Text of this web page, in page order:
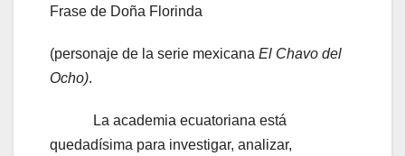
Frase de Doña Florinda
(personaje de la serie mexicana El Chavo del
Ocho).
La academia ecuatoriana está
quedadísima para investigar, analizar,